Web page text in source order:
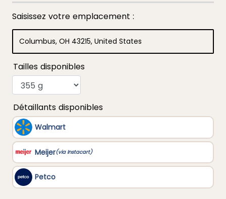
la
même
page.